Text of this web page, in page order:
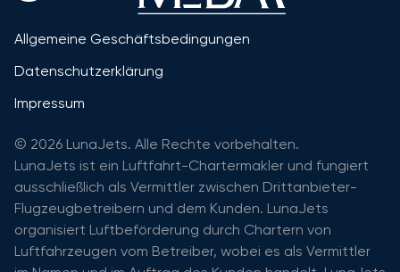
Allgemeine Geschäftsbedingungen
Datenschutzerklärung
Impressum
© 2026 LunaJets. Alle Rechte vorbehalten.
LunaJets ist ein Luftfahrt-Chartermakler und fungiert
ausschließlich als Vermittler zwischen Drittanbieter-
Flugzeugbetreibern und dem Kunden. LunaJets
organisiert Luftbeförderung durch Chartern von
Luftfahrzeugen vom Betreiber, wobei es als Vermittler